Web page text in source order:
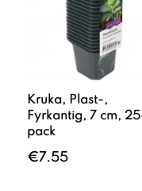
Kruka, Plast-,
Fyrkantig, 7 cm,
pack
€7.55